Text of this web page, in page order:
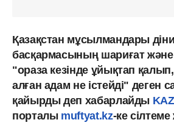
Қазақстан мұсылмандары діни
басқармасының шариғат және
"ораза кезінде ұйықтап қалып,
алған адам не істейді" деген
қайырды деп хабарлайды
порталы muftyat.kz-ке